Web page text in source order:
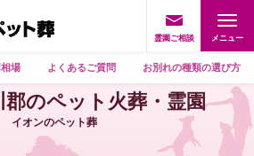
霊園ご相談
場 よくあるご質問 お別れの種類の選び方
郡のペット火葬・霊園
イオンのペット葬